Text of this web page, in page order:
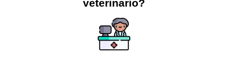
veterinario?